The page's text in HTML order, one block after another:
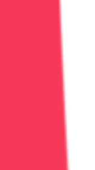
Эпилепсия
Хронические
Если
Полное
Риск
пьянства: 80%